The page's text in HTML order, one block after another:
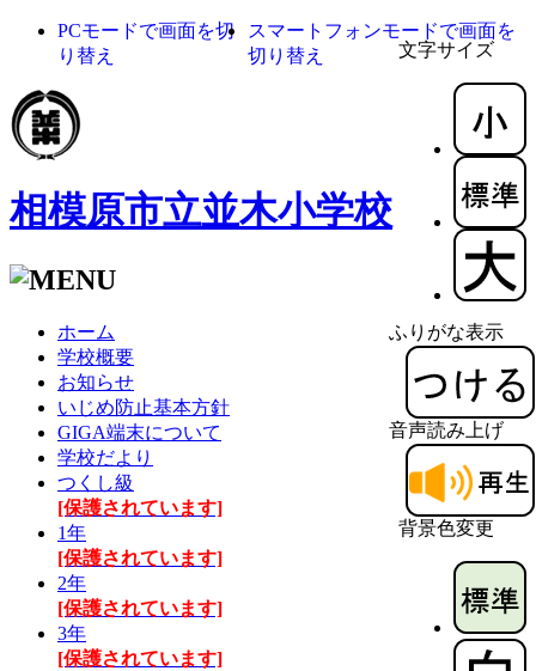
文字サイズ
ふりがな表示
音声読み上げ
背景色変更
PCモードで画面を切
り替え
スマートフォンモードで画面を
切り替え
相模原市立並木小学校
ホーム
学校概要
お知らせ
いじめ防止基本方針
GIGA端末について
学校だより
つくし級
[保護されています]
1年
[保護されています]
2年
[保護されています]
3年
[保護されています]